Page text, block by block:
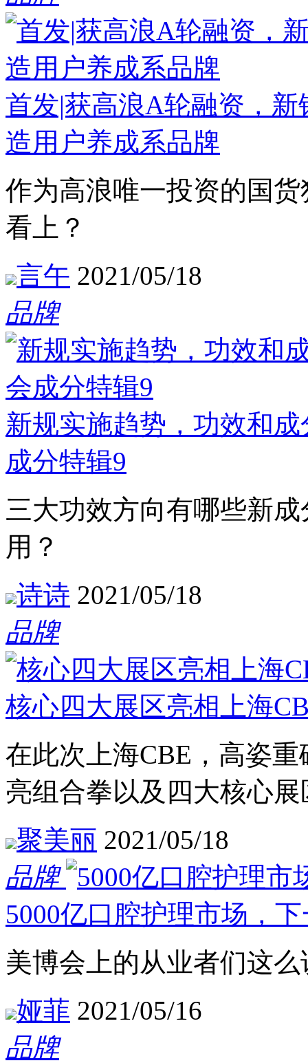
首发|获高浪A轮融资，新
造用户养成系品牌
作为高浪唯一投资的国货
看上？
言午 2021/05/18
品牌
新规实施趋势，功效和
成分特辑9
三大功效方向有哪些新
用？
诗诗 2021/05/18
品牌
核心四大展区亮相上海
在此次上海CBE，高姿
亮组合拳以及四大核心展
聚美丽 2021/05/18
品牌
5000亿口腔护理市场，
美博会上的从业者们这么
娅菲 2021/05/16
品牌